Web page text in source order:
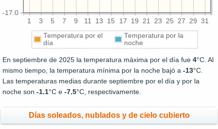
1 3 5 7 9 11 13 15 17 19 21 23 25 27 29 31
-17.0
Temperatura por el
día
Temperatura por la
noche
En septiembre de 2025 la temperatura máxima por el día fue 4°C. Al
mismo tiempo, la temperatura mínima por la noche bajó a -13°C.
Las temperaturas medias durante septiembre por el día y por la
noche son -1.1°C e -7.5°C, respectivamente.
Días soleados, nublados y de cielo cubierto